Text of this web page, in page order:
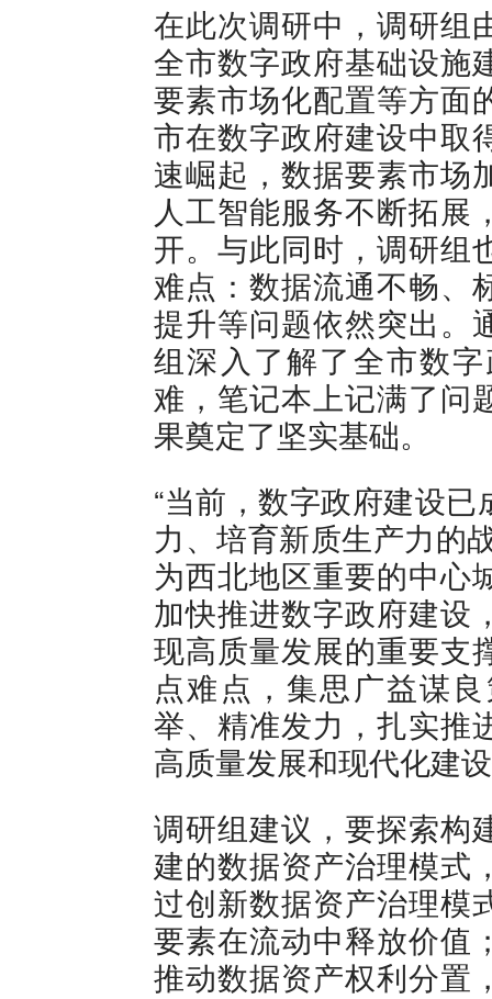
在此次调研中，调研组
全市数字政府基础设施
要素市场化配置等方面
市在数字政府建设中取
速崛起，数据要素市场
人工智能服务不断拓展
开。与此同时，调研组
难点：数据流通不畅、
提升等问题依然突出。
组深入了解了全市数
难，笔记本上记满了问
果奠定了坚实基础。
“当前，数字政府建设
力、培育新质生产力的
为西北地区重要的中心
加快推进数字政府建设
现高质量发展的重要支
点难点，集思广益谋
举、精准发力，扎实推
高质量发展和现代化建
调研组建议，要探索构
建的数据资产治理模式
过创新数据资产治理模
要素在流动中释放价值
推动数据资产权利分置